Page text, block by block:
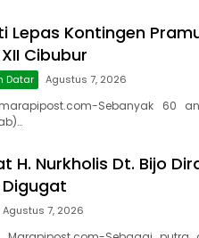
Lepas Kontingen
Cibubur
Datar Agustus 7, 2026
marapipost.com-Sebanyak 60
H. Nurkholis Dt. Bijo
Agustus 7, 2026